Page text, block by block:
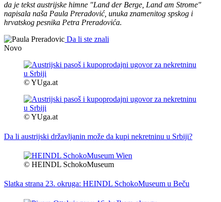
da je tekst austrijske himne "Land der Berge, Land am Strome"
napisala naša Paula Preradović, unuka znamenitog spskog i
hrvatskog pesnika Petra Preradovića.
Da li ste znali
Novo
© YUga.at
© YUga.at
Da li austrijski državljanin može da kupi nekretninu u Srbiji?
© HEINDL SchokoMuseum
Slatka strana 23. okruga: HEINDL SchokoMuseum u Beču